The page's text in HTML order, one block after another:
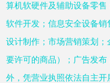
算机软硬件及辅助设备零
软件开发；信息安全设备
设计制作；市场营销策划
要许可的商品）；广告发
外，凭营业执照依法自主开